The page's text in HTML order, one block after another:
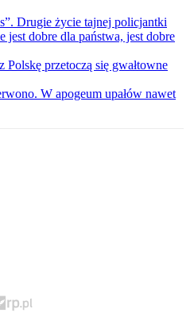
Drugie życie tajnej policjantki
jest dobre dla państwa, jest dobre
Polskę przetoczą się gwałtowne
W apogeum upałów nawet